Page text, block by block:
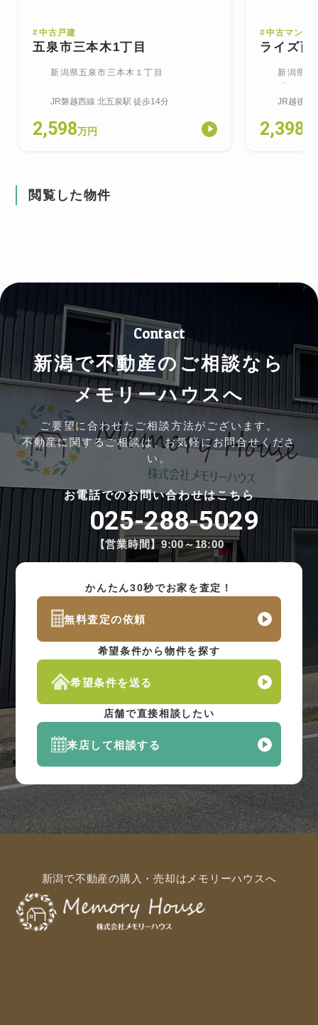
#中古戸建
五泉市三本木1丁目
新潟県五泉市三本木１丁目
JR磐越西線北五泉駅 徒歩14分
2,598万円
#中古マンシ
ライズ西
新潟県新
町
JR越後線
2,398
閲覧した物件
Contact
新潟で不動産のご相談なら
メモリーハウスへ
ご要望に合わせたご相談方法がございます。
不動産に関するご相談は、お気軽にお問合せくださ
い。
お電話でのお問い合わせはこちら
025-288-5029
【営業時間】9:00～18:00
かんたん30秒でお家を査定！
無料査定の依頼
希望条件から物件を探す
希望条件を送る
店舗で直接相談したい
来店して相談する
新潟で不動産の購入・売却はメモリーハウスへ